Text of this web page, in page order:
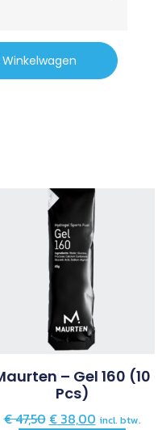
– Gel 160 (10
Pcs)
€47,50 €38,00 incl. btw.